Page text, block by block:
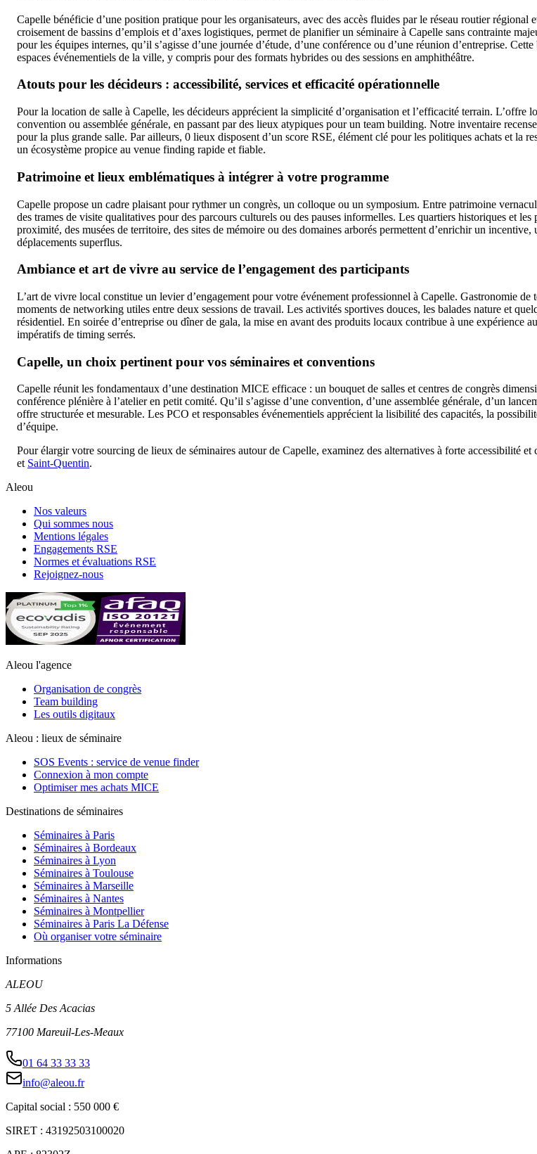
Capelle bénéficie d’une position pratique pour les organisateurs, avec des accès fluides par le réseau routier
croisement de bassins d’emplois et d’axes logistiques, permet de planifier un séminaire à Capelle sans contrainte
pour les équipes internes, qu’il s’agisse d’une journée d’étude, d’une conférence ou d’une réunion d’entreprise.
espaces événementiels de la ville, y compris pour des formats hybrides ou des sessions en amphithéâtre.
Atouts pour les décideurs : accessibilité, services et efficacité opérationnelle
Pour la location de salle à Capelle, les décideurs apprécient la simplicité d’organisation et l’efficacité terrain.
convention ou assemblée générale, en passant par des lieux atypiques pour un team building. Notre inventaire
pour la plus grande salle. Par ailleurs, 0 lieux disposent d’un score RSE, élément clé pour les politiques achats et la
un écosystème propice au venue finding rapide et fiable.
Patrimoine et lieux emblématiques à intégrer à votre programme
Capelle propose un cadre plaisant pour rythmer un congrès, un colloque ou un symposium. Entre patrimoine
des trames de visite qualitatives pour des parcours culturels ou des pauses informelles. Les quartiers historiques et
proximité, des musées de territoire, des sites de mémoire ou des domaines arborés permettent d’enrichir un
déplacements superflus.
Ambiance et art de vivre au service de l’engagement des participants
L’art de vivre local constitue un levier d’engagement pour votre événement professionnel à Capelle. Gastronomie
moments de networking utiles entre deux sessions de travail. Les activités sportives douces, les balades nature et
résidentiel. En soirée d’entreprise ou dîner de gala, la mise en avant des produits locaux contribue à une
impératifs de timing serrés.
Capelle, un choix pertinent pour vos séminaires et conventions
Capelle réunit les fondamentaux d’une destination MICE efficace : un bouquet de salles et centres de congrès
conférence plénière à l’atelier en petit comité. Qu’il s’agisse d’une convention, d’une assemblée générale, d’un
offre structurée et mesurable. Les PCO et responsables événementiels apprécient la lisibilité des capacités, la
d’équipe.
Pour élargir votre sourcing de lieux de séminaires autour de Capelle, examinez des alternatives à forte accessibilité et
et Saint-Quentin.
Aleou
Nos valeurs
Qui sommes nous
Mentions légales
Engagements RSE
Normes et évaluations RSE
Rejoignez-nous
Aleou l'agence
Organisation de congrès
Team building
Les outils digitaux
Aleou : lieux de séminaire
SOS Events : service de venue finder
Connexion à mon compte
Optimiser mes achats MICE
Destinations de séminaires
Séminaires à Paris
Séminaires à Bordeaux
Séminaires à Lyon
Séminaires à Toulouse
Séminaires à Marseille
Séminaires à Nantes
Séminaires à Montpellier
Séminaires à Paris La Défense
Où organiser votre séminaire
Informations
ALEOU
5 Allée Des Acacias
77100 Mareuil-Les-Meaux
01 64 33 33 33
info@aleou.fr
Capital social : 550 000 €
SIRET : 43192503100020